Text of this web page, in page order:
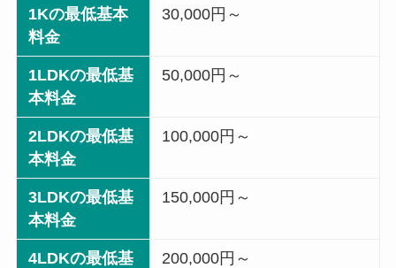
1Kの最低基本
料金
30,000円～
1LDKの最低基
本料金
50,000円～
2LDKの最低基
本料金
100,000円～
3LDKの最低基
本料金
150,000円～
4LDKの最低基
200,000円～